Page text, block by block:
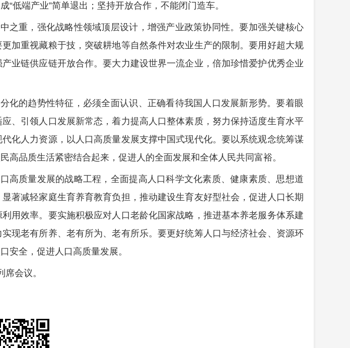
低端产业”简单退出；坚持开放合作，不能闭门造车。
之重，强化战略性领域顶层设计，增强产业政策协同性。要加强关键核心
加重视藏粮于技，突破耕地等自然条件对农业生产的限制。要用好超大规
业链供应链开放合作。要大力建设世界一流企业，倍加珍惜爱护优秀企业
化的趋势性特征，必须全面认识、正确看待我国人口发展新形势。要着眼
、引领人口发展新常态，着力提高人口整体素质，努力保持适度生育水平
化人力资源，以人口高质量发展支撑中国式现代化。要以系统观念统筹谋
品质生活紧密结合起来，促进人的全面发展和全体人民共同富裕。
高质量发展的战略工程，全面提高人口科学文化素质、健康素质、思想道
著减轻家庭生育养育教育负担，推动建设生育友好型社会，促进人口长期
用效率。要实施积极应对人口老龄化国家战略，推进基本养老服务体系建
现老有所养、老有所为、老有所乐。要更好统筹人口与经济社会、资源环
安全，促进人口高质量发展。
会议。